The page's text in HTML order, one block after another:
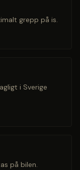
grepp på is.
i Sverige
på bilen.